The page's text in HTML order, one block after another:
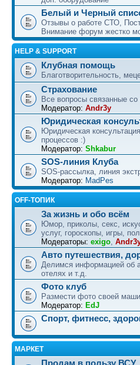
Белый и Черный
Отзывы о работе СТО,
Внимание форум жестко
HELP & SUPPORT
Клубная помощь
Благотворительность,
Страхование
Все вопросы связанные со
Модератор: Andr3y
Юридическая
Юридическая
процессов :)
Модератор: Shkabur
SOS-линия Клуба
SOS-рассылка, линия
Модератор: MadPes
OFF-ТОПИК
За жизнь и обо всём
Юмор, приколы, секс,
услуг, гороскопы, игры,
Модераторы: exigo,
Авто путешествия,
Делимся информацией об
отелях и т.д.
Фото клуб
Размести фото своей
Модератор: EdJ
Спорт, фитнесс,
МАРКЕТ
Продам в пользу ВСУ